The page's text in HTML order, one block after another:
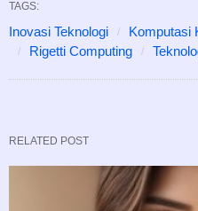
TAGS:
Inovasi Teknologi Komputasi
Rigetti Computing
RELATED POST